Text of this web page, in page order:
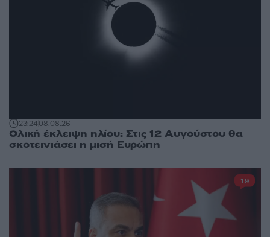
23:2408.08.26
Ολική έκλειψη ηλίου: Στις 12 Αυγούστου θα
σκοτεινιάσει η μισή Ευρώπη
19